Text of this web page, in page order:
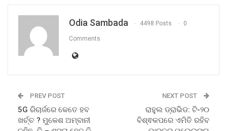
Odia Sambada 4498 Posts 0
Comments
PREV POST
5G ରିଚାର୍ଜରେ କେତେ ହବ
ଖର୍ଚ୍ଚ ? ମୁକେଶ ଅମ୍ବାନୀ
NEXT POST
ରାହୁଲ ଡ୍ରାଭିଡ: ଟି-୨୦
ବିଶ୍ଵକପରେ ଏମିତି ରହିବ